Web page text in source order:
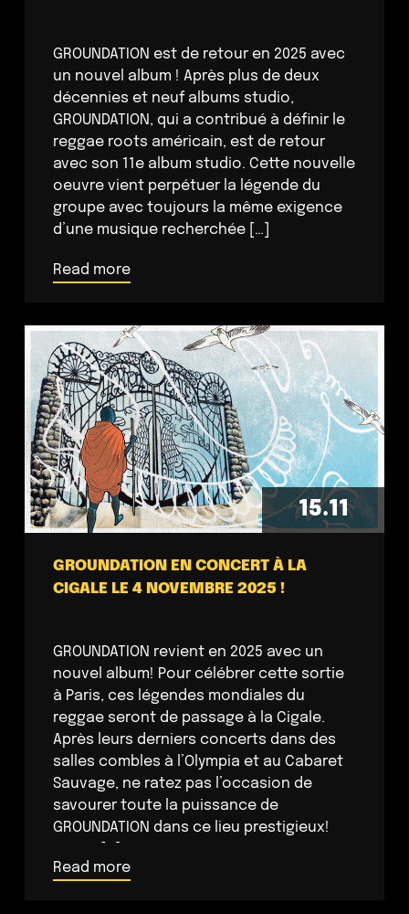
GROUNDATION est de retour en 2025 avec
un nouvel album ! Après plus de deux
décennies et neuf albums studio,
GROUNDATION, qui a contribué à définir le
reggae roots américain, est de retour
avec son 11e album studio. Cette nouvelle
oeuvre vient perpétuer la légende du
groupe avec toujours la même exigence
d’une musique recherchée […]
Read more
15.11
GROUNDATION EN CONCERT À LA
CIGALE LE 4 NOVEMBRE 2025 !
GROUNDATION revient en 2025 avec un
nouvel album! Pour célébrer cette sortie
à Paris, ces légendes mondiales du
reggae seront de passage à la Cigale.
Après leurs derniers concerts dans des
salles combles à l’Olympia et au Cabaret
Sauvage, ne ratez pas l’occasion de
savourer toute la puissance de
GROUNDATION dans ce lieu prestigieux!
Read more